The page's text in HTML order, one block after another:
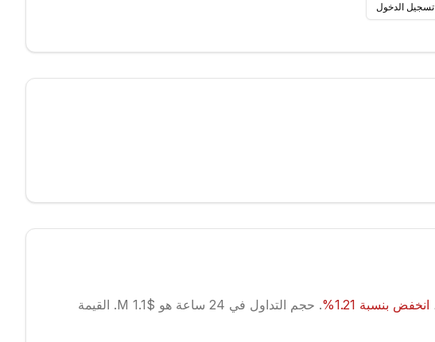
تسجيل الدخول
انخفض بنسبة 1.21
%
. حجم التداول في 24 ساعة هو $1.1 M.
القيمة